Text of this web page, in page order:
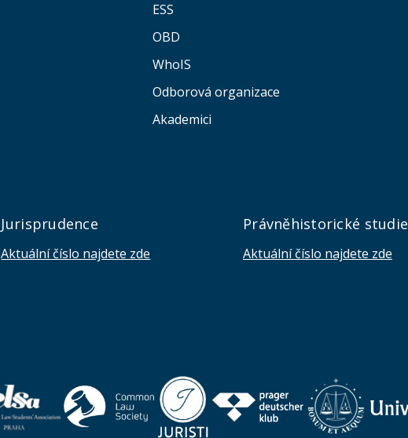
ESS
OBD
WhoIS
Odborová organizace
Akademici
Jurisprudence
Aktuální číslo najdete zde
Právněhistorické studie
Aktuální číslo najdete zde